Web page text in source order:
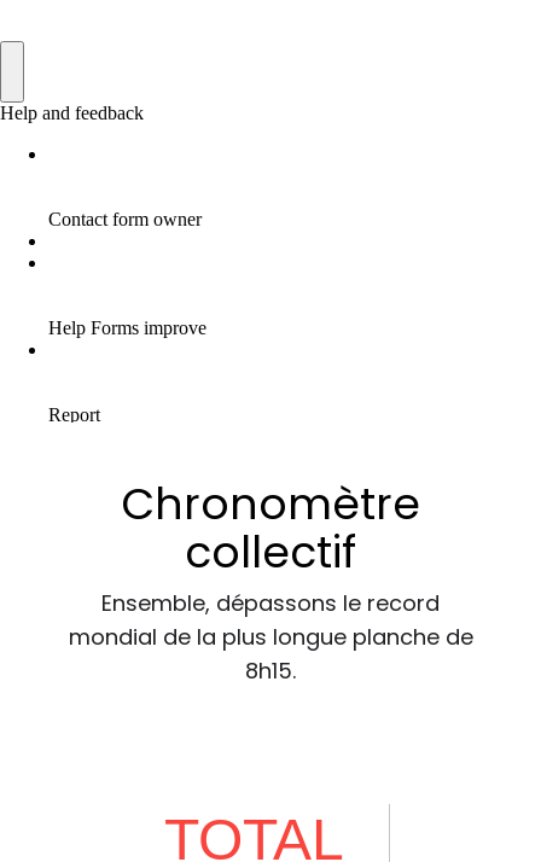
Chronomètre
collectif
Ensemble, dépassons le record
mondial de la plus longue planche de
8h15.